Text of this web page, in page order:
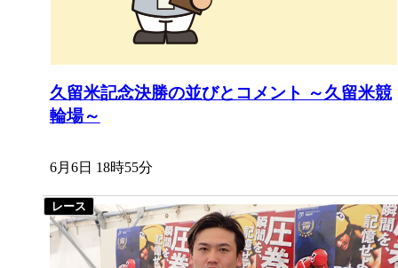
久留米記念決勝の並びとコメント ～久留米競
輪場～
6月6日 18時55分